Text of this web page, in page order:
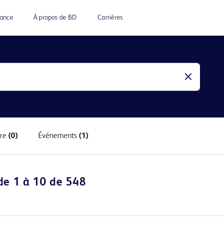
À propos de BD Carrières
(0) Événements (1)
1 à 10 de 548